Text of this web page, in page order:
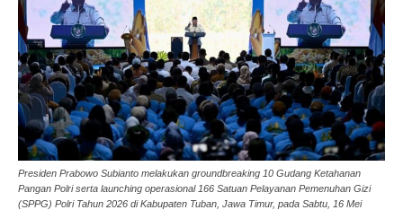
Presiden Prabowo Subianto melakukan groundbreaking 10 Gudang Ketahanan
Pangan Polri serta launching operasional 166 Satuan Pelayanan Pemenuhan Gizi
(SPPG) Polri Tahun 2026 di Kabupaten Tuban, Jawa Timur, pada Sabtu, 16 Mei